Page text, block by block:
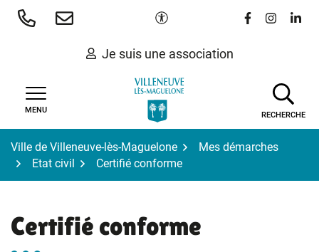
Aller
Paramètres d'accessibilité
Lien vers le
Lien vers
Lien
Je suis une association
MENU
RECHERCHE
Ville de Villeneuve-lès-Maguelone
Mes démarches
Etat civil
Certifié conforme
Certifié conforme